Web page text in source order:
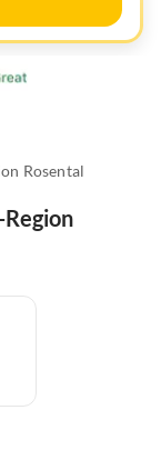
Rosental